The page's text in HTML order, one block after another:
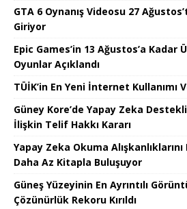
GTA 6 Oynanış Videosu 27
Giriyor
Epic Games’in 13 Ağustos’a Kadar
Oyunlar Açıklandı
TÜİK’in En Yeni İnternet Kullanımı
Güney Kore’de Yapay Zeka
İlişkin Telif Hakkı Kararı
Yapay Zeka Okuma
Daha Az Kitapla Buluşuyor
Güneş Yüzeyinin En Ayrıntılı
Çözünürlük Rekoru Kırıldı